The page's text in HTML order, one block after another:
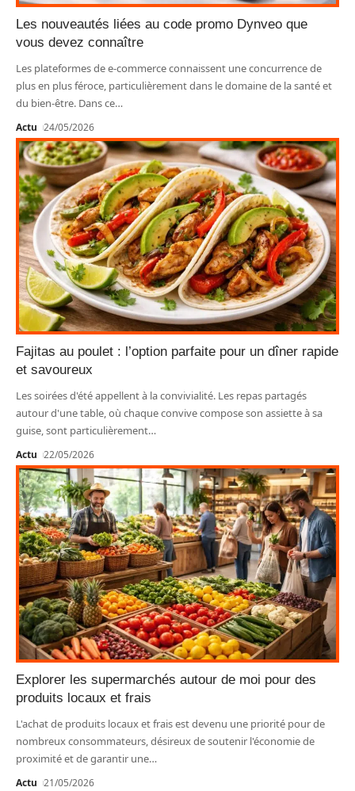
Les nouveautés liées au code promo Dynveo que
vous devez connaître
Les plateformes de e-commerce connaissent une concurrence de
plus en plus féroce, particulièrement dans le domaine de la santé et
du bien-être. Dans ce…
Actu 24/05/2026
Fajitas au poulet : l’option parfaite pour un dîner rapide
et savoureux
Les soirées d'été appellent à la convivialité. Les repas partagés
autour d'une table, où chaque convive compose son assiette à sa
guise, sont particulièrement…
Actu 22/05/2026
Explorer les supermarchés autour de moi pour des
produits locaux et frais
L'achat de produits locaux et frais est devenu une priorité pour de
nombreux consommateurs, désireux de soutenir l'économie de
proximité et de garantir une…
Actu 21/05/2026